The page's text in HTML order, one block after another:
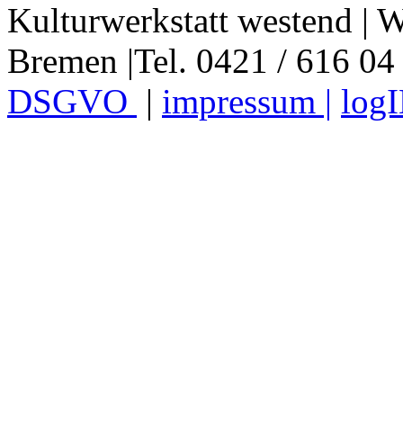
Kulturwerkstatt westend |
Bremen |Tel. 0421 / 616
DSGVO | impressum |